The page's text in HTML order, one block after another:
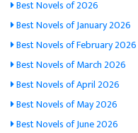
Best Novels of 2026
Best Novels of January 2026
Best Novels of February 2026
Best Novels of March 2026
Best Novels of April 2026
Best Novels of May 2026
Best Novels of June 2026